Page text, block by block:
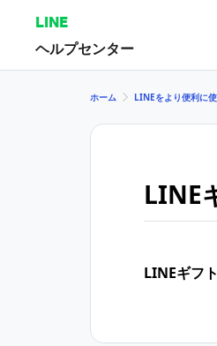
LINE
ヘルプセンター
ホーム LINEをより便利に
LINE
LINEギフ